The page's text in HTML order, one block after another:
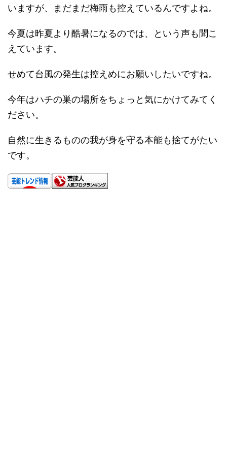
いますが、まだまだ梅雨も控えているんですよね。
今夏は昨夏より酷暑になるのでは、という声も聞こ
えています。
せめて台風の発生は控えめにお願いしたいですね。
今年はハチの巣の場所をちょっと気にかけてみてく
ださい。
自然に生きるものの我が身を守る本能も捨てがたい
です。